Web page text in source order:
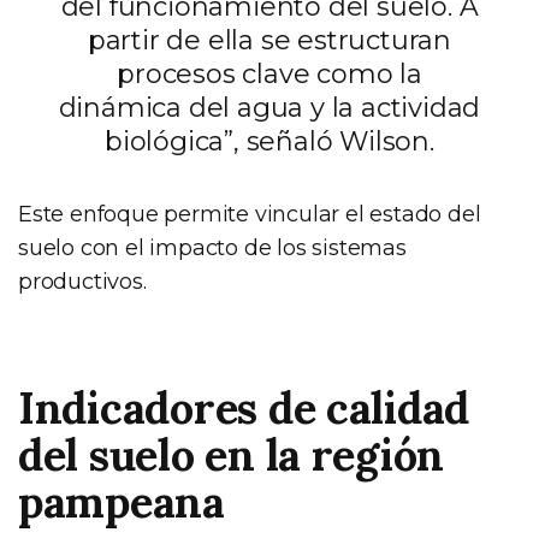
del funcionamiento del suelo. A
partir de ella se estructuran
procesos clave como la
dinámica del agua y la actividad
biológica”, señaló Wilson.
Este enfoque permite vincular el estado del
suelo con el impacto de los sistemas
productivos.
Indicadores de calidad
del suelo en la región
pampeana